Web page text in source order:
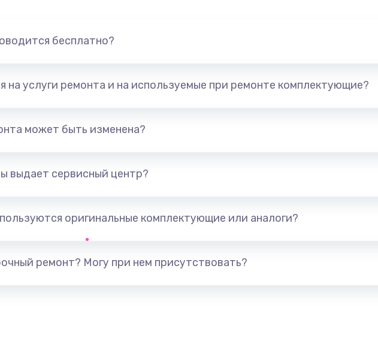
бесплатно?
на услуги ремонта и на используемые при ремонте комплектующие?
может быть изменена?
выдает сервисный центр?
оригинальные комплектующие или аналоги?
ремонт? Могу при нем присутствовать?